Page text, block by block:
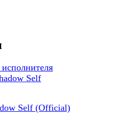
Self (Official)